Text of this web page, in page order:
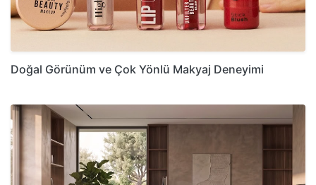
Doğal Görünüm ve Çok Yönlü Makyaj Deneyimi